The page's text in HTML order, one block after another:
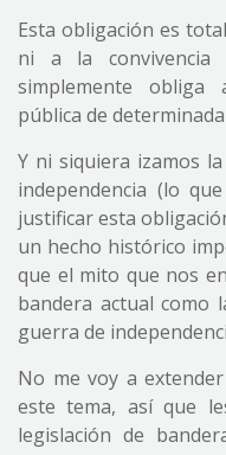
Esta obligación es
ni a la convivencia
simplemente obliga
pública de
Y ni siquiera izamos
independencia (lo
justificar esta
un hecho histórico
que el mito que nos
bandera actual como
guerra de
No me voy a
este tema, así que
legislación de